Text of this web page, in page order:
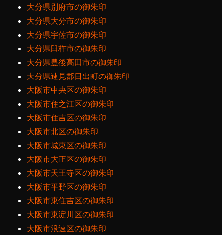
大分県別府市の御朱印
大分県大分市の御朱印
大分県宇佐市の御朱印
大分県臼杵市の御朱印
大分県豊後高田市の御朱印
大分県速見郡日出町の御朱印
大阪市中央区の御朱印
大阪市住之江区の御朱印
大阪市住吉区の御朱印
大阪市北区の御朱印
大阪市城東区の御朱印
大阪市大正区の御朱印
大阪市天王寺区の御朱印
大阪市平野区の御朱印
大阪市東住吉区の御朱印
大阪市東淀川区の御朱印
大阪市浪速区の御朱印